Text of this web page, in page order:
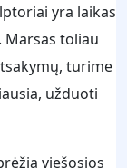
yra laikas
Marsas toliau
turime
užduoti
viešosios